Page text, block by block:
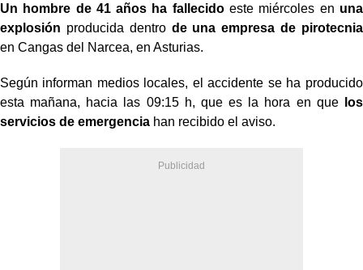
Un hombre de 41 años ha fallecidoeste miércoles en una
explosión producida dentro de una empresa de pirotecnia
en Cangas del Narcea, en Asturias.
Según informan medios locales, el accidente se ha producido
esta mañana, hacia las 09:15 h, que es la hora en que
los
servicios de emergencia han recibido el aviso.